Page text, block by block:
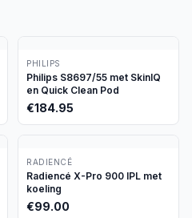
PHILIPS
Philips S8697/55 met SkinIQ
en Quick Clean Pod
€184.95
RADIENCÉ
Radiencé X-Pro 900 IPL met
koeling
€99.00